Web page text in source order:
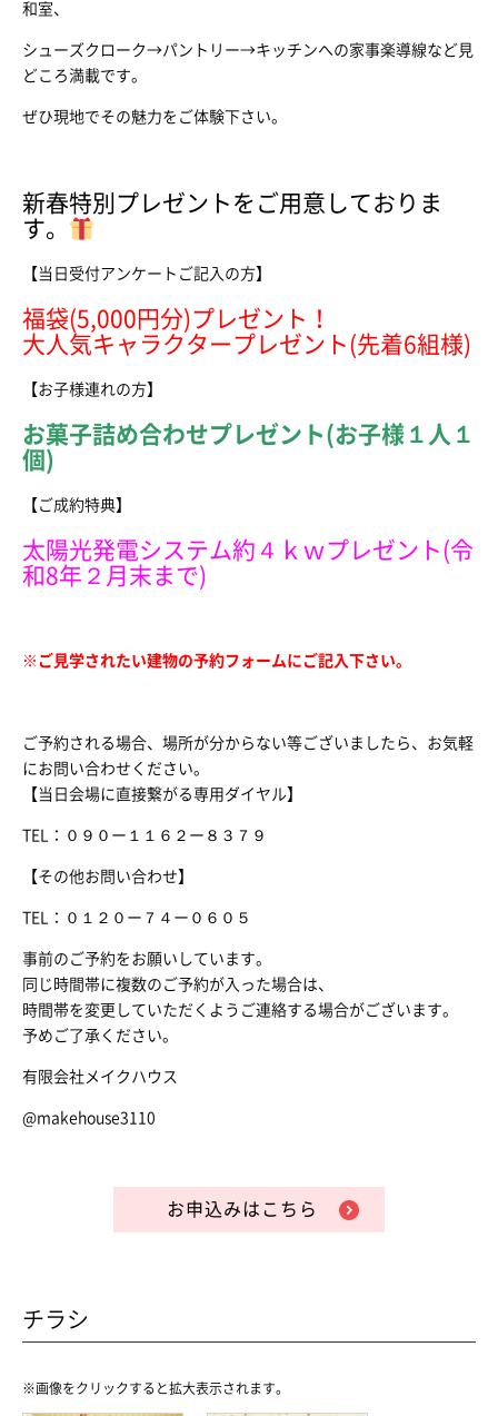
和室、
シューズクローク→パントリー→キッチンへの家事楽導線など見
どころ満載です。
ぜひ現地でその魅力をご体験下さい。
新春特別プレゼントをご用意しておりま
す。
【当日受付アンケートご記入の方】
福袋(5,000円分)プレゼント！
大人気キャラクタープレゼント(先着6組様)
【お子様連れの方】
お菓子詰め合わせプレゼント(お子様１人１
個)
【ご成約特典】
太陽光発電システム約４ｋｗプレゼント(令
和8年２月末まで)
※ご見学されたい建物の予約フォームにご記入下さい。
ご予約される場合、場所が分からない等ございましたら、お気軽
にお問い合わせください。
【当日会場に直接繋がる専用ダイヤル】
TEL：０９０ー１１６２ー８３７９
【その他お問い合わせ】
TEL：０１２０ー７４ー０６０５
事前のご予約をお願いしています。
同じ時間帯に複数のご予約が入った場合は、
時間帯を変更していただくようご連絡する場合がございます。
予めご了承ください。
有限会社メイクハウス
@makehouse3110
お申込みはこちら
チラシ
※画像をクリックすると拡大表示されます。